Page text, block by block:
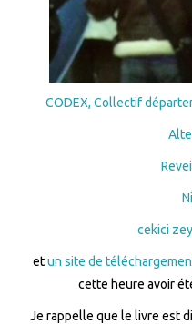
CODEX, Collectif
cekici
etun site de
cette heure avoir
Je rappelle que le livre est